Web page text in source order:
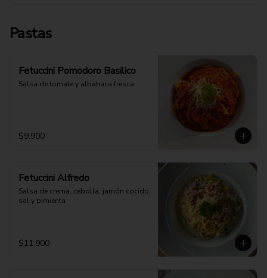
Pastas
Fetuccini Pomodoro Basilico
Salsa de tomate y albahaca fresca
$9.900
Fetuccini Alfredo
Salsa de crema, cebolla, jamón cocido,
sal y pimienta
$11.900